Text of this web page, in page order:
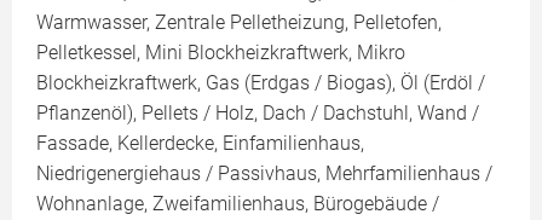
Warmwasser, Zentrale Pelletheizung, Pelletofen,
Pelletkessel, Mini Blockheizkraftwerk, Mikro
Blockheizkraftwerk, Gas (Erdgas / Biogas), Öl (Erdöl /
Pflanzenöl), Pellets / Holz, Dach / Dachstuhl, Wand /
Fassade, Kellerdecke, Einfamilienhaus,
Niedrigenergiehaus / Passivhaus, Mehrfamilienhaus /
Wohnanlage, Zweifamilienhaus, Bürogebäude /